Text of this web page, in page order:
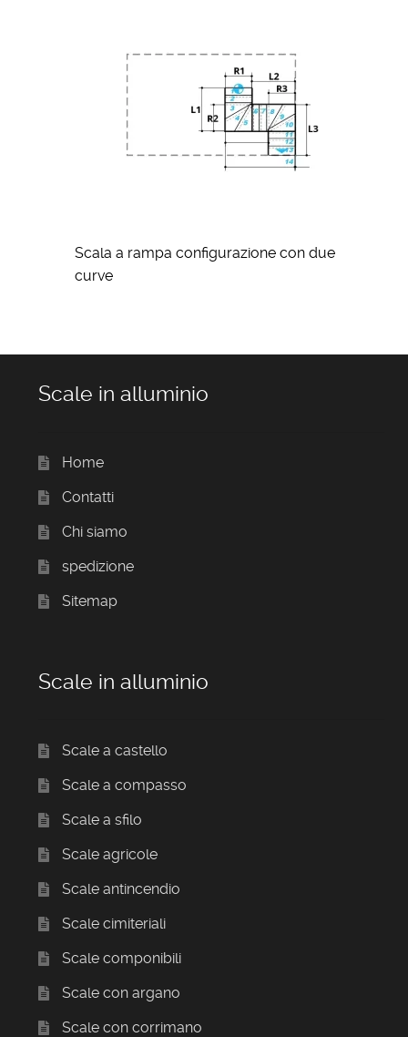
Scala a rampa configurazione con due
curve
Scale in alluminio
Home
Contatti
Chi siamo
spedizione
Sitemap
Scale in alluminio
Scale a castello
Scale a compasso
Scale a sfilo
Scale agricole
Scale antincendio
Scale cimiteriali
Scale componibili
Scale con argano
Scale con corrimano